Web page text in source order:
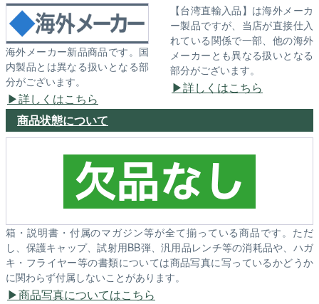
海外メーカー新品商品です。国
内製品とは異なる扱いとなる部
分がございます。
詳しくはこちら
【台湾直輸入品】は海外メーカ
ー製品ですが、当店が直接仕入
れている関係で一部、他の海外
メーカーとも異なる扱いとなる
部分がございます。
詳しくはこちら
商品状態について
箱・説明書・付属のマガジン等が全て揃っている商品です。ただ
し、保護キャップ、試射用BB弾、汎用品レンチ等の消耗品や、ハガ
キ・フライヤー等の書類については商品写真に写っているかどうか
に関わらず付属しないことがあります。
商品写真についてはこちら